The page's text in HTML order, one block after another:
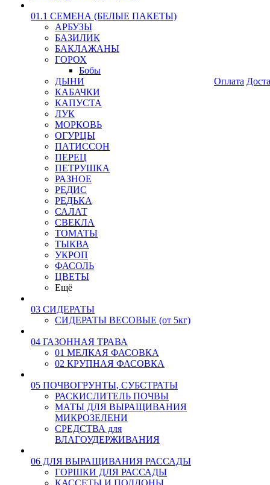
01.1 СЕМЕНА (БЕЛЫЕ ПАКЕТЫ)
АРБУЗЫ
БАЗИЛИК
БАКЛАЖАНЫ
ГОРОХ
Бобы
ДЫНИ
КАБАЧКИ
КАПУСТА
ЛУК
МОРКОВЬ
ОГУРЦЫ
ПАТИССОН
ПЕРЕЦ
ПЕТРУШКА
РАЗНОЕ
РЕДИС
РЕДЬКА
САЛАТ
СВЕКЛА
ТОМАТЫ
ТЫКВА
УКРОП
ФАСОЛЬ
ЦВЕТЫ
Ещё
03 СИДЕРАТЫ
СИДЕРАТЫ ВЕСОВЫЕ (от 5кг)
04 ГАЗОННАЯ ТРАВА
01 МЕЛКАЯ ФАСОВКА
02 КРУПНАЯ ФАСОВКА
05 ПОЧВОГРУНТЫ, СУБСТРАТЫ
РАСКИСЛИТЕЛЬ ПОЧВЫ
МАТЫ ДЛЯ ВЫРАЩИВАНИЯ
МИКРОЗЕЛЕНИ
СРЕДСТВА для
ВЛАГОУДЕРЖИВАНИЯ
06 ДЛЯ ВЫРАЩИВАНИЯ РАССАДЫ
ГОРШКИ ДЛЯ РАССАДЫ
КАССЕТЫ И ПОДДОНЫ
Оплата